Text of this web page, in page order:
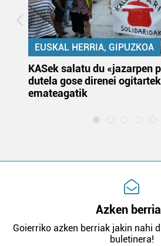
EUSKAL HERRIA, GIPUZKOA
KASek salatu du «jazarpen
dutela gose direnei
emateagatik
Azken
Goierriko azken berriak jakin nahi
buletinera!